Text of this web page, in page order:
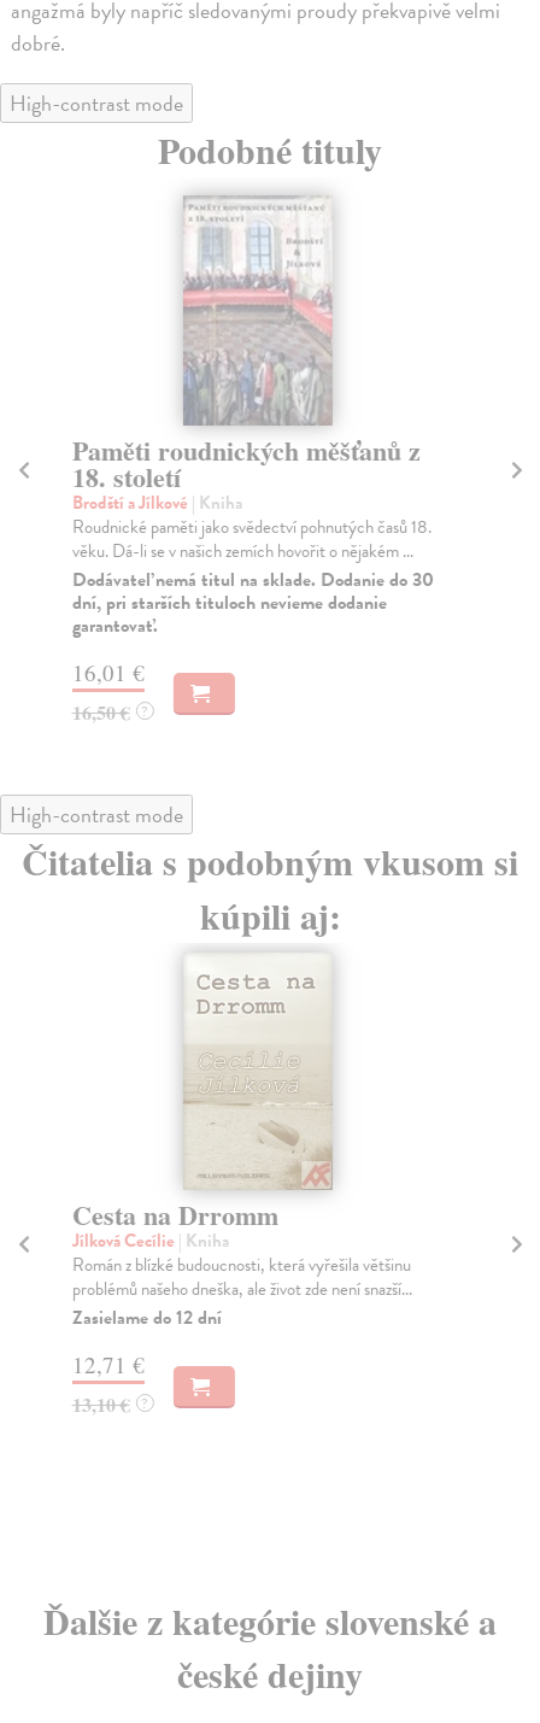
angažmá byly napříč sledovanými proudy překvapivě velmi
dobré.
High-contrast mode
Podobné tituly
Paměti roudnických měšťanů z
18. století
Brodští a Jílkové | Kniha
Roudnické paměti jako svědectví pohnutých časů 18.
věku. Dá-li se v našich zemích hovořit o nějakém ...
Dodávateľ nemá titul na sklade. Dodanie do 30
dní, pri starších tituloch nevieme dodanie
garantovať.
16,01 €
16,50 € ?
High-contrast mode
Čitatelia s podobným vkusom si
kúpili aj:
Cesta na Drromm
Jílková Cecílie | Kniha
Román z blízké budoucnosti, která vyřešila většinu
problémů našeho dneška, ale život zde není snazší...
Zasielame do 12 dní
12,71 €
13,10 € ?
Ďalšie z kategórie slovenské a
české dejiny